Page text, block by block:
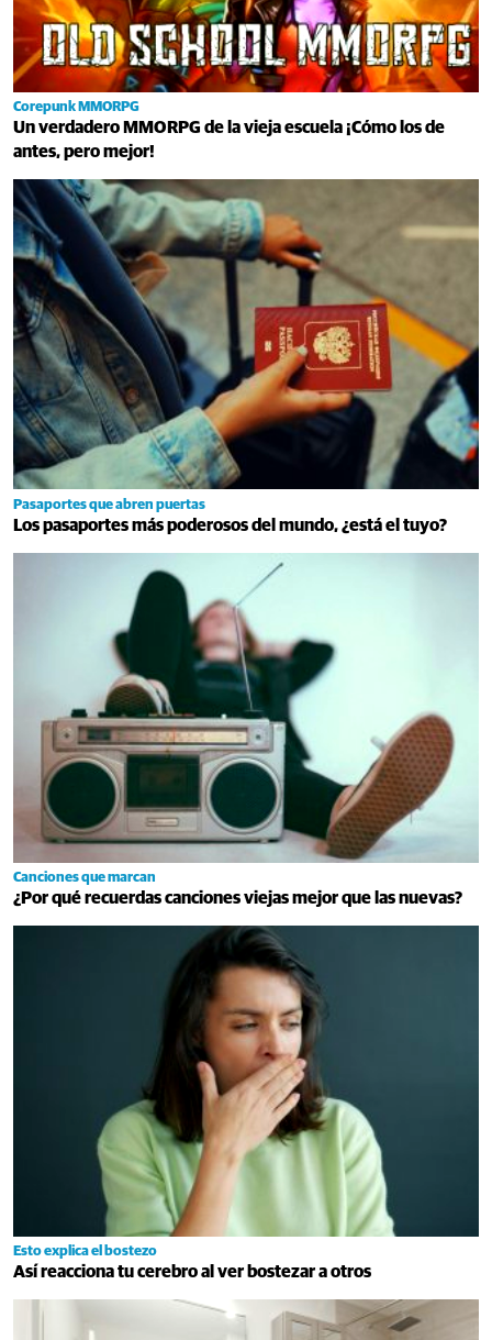
Corepunk MMORPG
Un verdadero MMORPG de la vieja escuela ¡Cómo los de
antes, pero mejor!
Pasaportes que abren puertas
Los pasaportes más poderosos del mundo, ¿está el tuyo?
Canciones que marcan
¿Por qué recuerdas canciones viejas mejor que las nuevas?
Esto explica el bostezo
Así reacciona tu cerebro al ver bostezar a otros